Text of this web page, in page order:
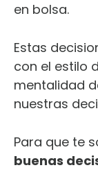
en bolsa.
Estas
con el estilo
mentalidad
nuestras
Para que te
buenas